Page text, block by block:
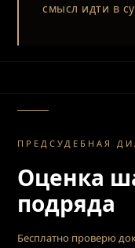
смысл идти в
ПРЕДСУДЕБНАЯ
Оценка
подряда
Бесплатно проверю